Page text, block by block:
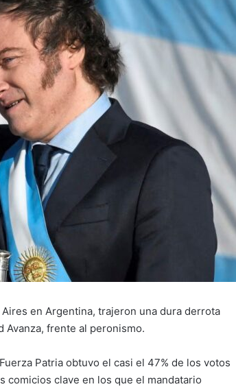
en Argentina, trajeron una dura derrota
frente al peronismo.
Patria obtuvo el casi el 47% de los votos
comicios clave en los que el mandatario